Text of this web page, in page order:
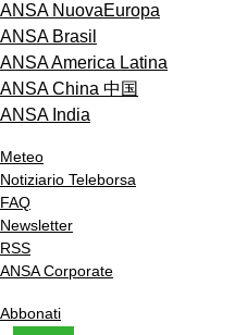
ANSA NuovaEuropa
ANSA Brasil
ANSA America Latina
ANSA China 中国
ANSA India
Meteo
Notiziario Teleborsa
FAQ
Newsletter
RSS
ANSA Corporate
Abbonati